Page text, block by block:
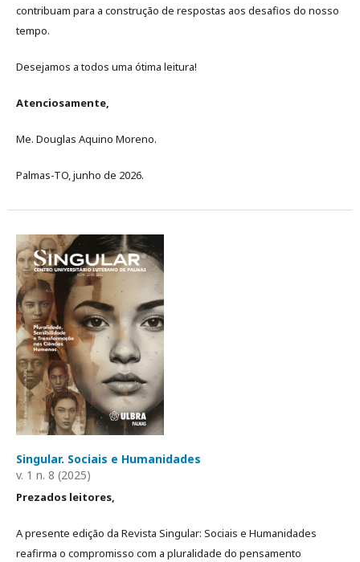
contribuam para a construção de respostas aos desafios do nosso
tempo.
Desejamos a todos uma ótima leitura!
Atenciosamente,
Me. Douglas Aquino Moreno.
Palmas-TO, junho de 2026.
Singular. Sociais e Humanidades
v. 1 n. 8 (2025)
Prezados leitores,
A presente edição da Revista Singular: Sociais e Humanidades
reafirma o compromisso com a pluralidade do pensamento